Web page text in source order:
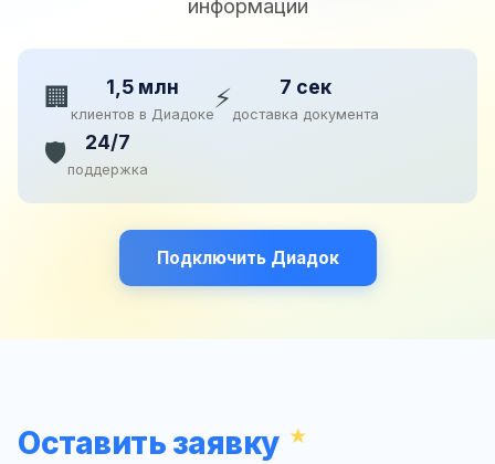
информации
🏢 1,5 млн
клиентов в Диадоке⚡ 7 сек
доставка документа
🛡️ 24/7
поддержка
Подключить Диадок
Оставить заявку